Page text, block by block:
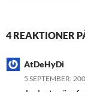
4 REAKTIONER
AtDeHyDi
5 SEPTEMBER,